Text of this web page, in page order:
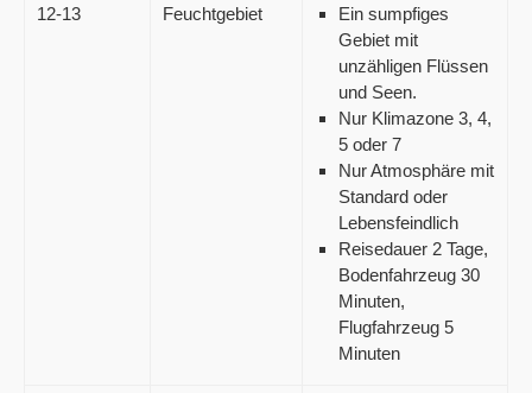
12-13 Feuchtgebiet
Ein sumpfiges
Gebiet mit
unzähligen Flüssen
und Seen.
Nur Klimazone 3, 4,
5 oder 7
Nur Atmosphäre mit
Standard oder
Lebensfeindlich
Reisedauer 2 Tage,
Bodenfahrzeug 30
Minuten,
Flugfahrzeug 5
Minuten